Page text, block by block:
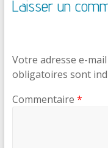
Laisser un
Votre adresse e-
obligatoires sont
Commentaire *